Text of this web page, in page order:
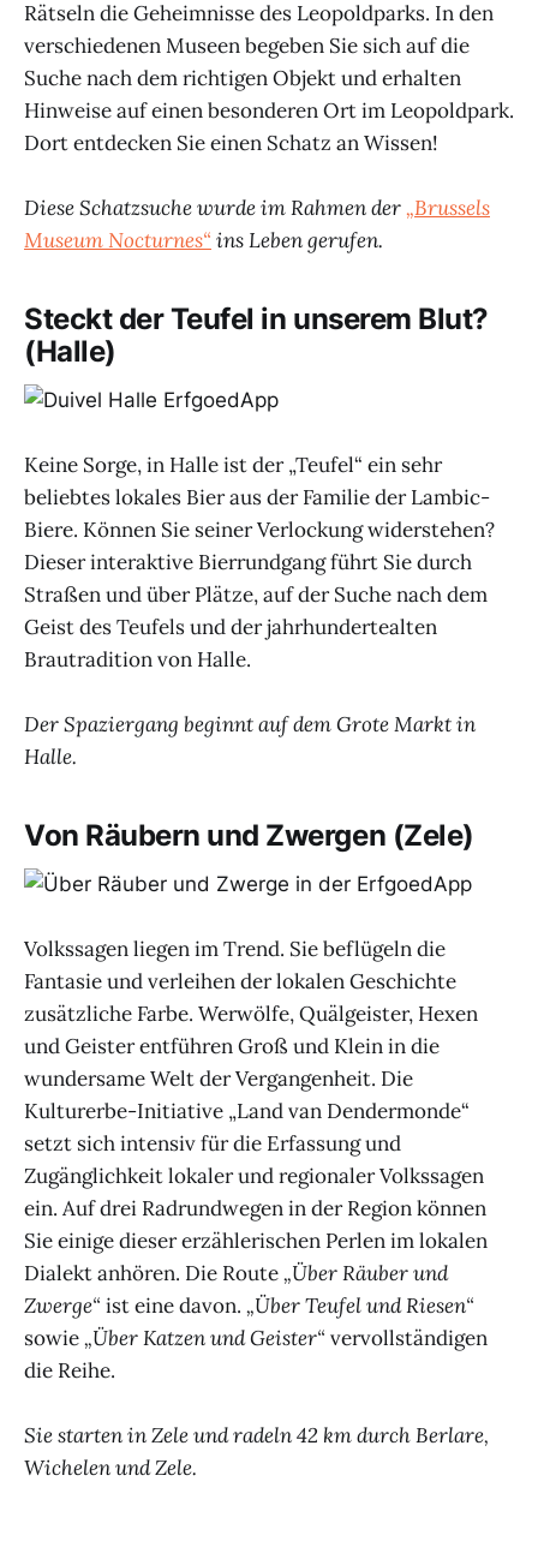
Rätseln die Geheimnisse des Leopoldparks. In den
verschiedenen Museen begeben Sie sich auf die
Suche nach dem richtigen Objekt und erhalten
Hinweise auf einen besonderen Ort im Leopoldpark.
Dort entdecken Sie einen Schatz an Wissen!
Diese Schatzsuche wurde im Rahmen der„Brussels
Museum Nocturnes“ ins Leben gerufen.
Steckt der Teufel in unserem Blut?
(Halle)
Keine Sorge, in Halle ist der „Teufel“ ein sehr
beliebtes lokales Bier aus der Familie der Lambic-
Biere. Können Sie seiner Verlockung widerstehen?
Dieser interaktive Bierrundgang führt Sie durch
Straßen und über Plätze, auf der Suche nach dem
Geist des Teufels und der jahrhundertealten
Brautradition von Halle.
Der Spaziergang beginnt auf dem Grote Markt in
Halle.
Von Räubern und Zwergen (Zele)
Volkssagen liegen im Trend. Sie beflügeln die
Fantasie und verleihen der lokalen Geschichte
zusätzliche Farbe. Werwölfe, Quälgeister, Hexen
und Geister entführen Groß und Klein in die
wundersame Welt der Vergangenheit. Die
Kulturerbe-Initiative „Land van Dendermonde“
setzt sich intensiv für die Erfassung und
Zugänglichkeit lokaler und regionaler Volkssagen
ein. Auf drei Radrundwegen in der Region können
Sie einige dieser erzählerischen Perlen im lokalen
Dialekt anhören. Die Route„Über Räuber und
Zwerge“ ist eine davon. „Über Teufel und Riesen“
sowie„Über Katzen und Geister“ vervollständigen
die Reihe.
Sie starten in Zele und radeln 42 km durch Berlare,
Wichelen und Zele.